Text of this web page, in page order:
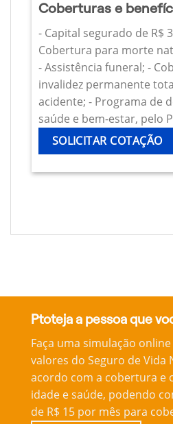
Coberturas e
- Capital segurado de R$
Cobertura para morte
- Assistência funeral; -
invalidez permanente
acidente; - Programa de
saúde e bem-estar, pelo
SOLICITAR COTAÇÃO
Ptoteja a pessoa que
Faça uma simulação
valores do Seguro de Vida
acordo com a cobertura e
idade e saúde, podendo
de R$ 15 por mês para